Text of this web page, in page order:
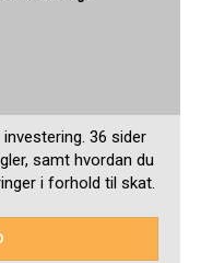
36 sider
samt hvordan du
i forhold til skat.